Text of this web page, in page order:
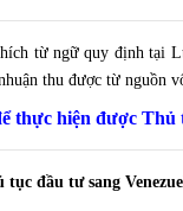
từ ngữ quy định tại
thu được từ nguồn
thực hiện được Thủ
đầu tư sang